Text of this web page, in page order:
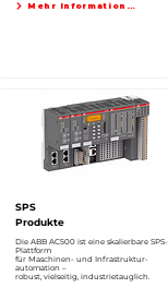
Mehr Informationen
SPS
Produkte
Die ABB AC500 ist eine skalierbare SPS-
Plattform
für Maschinen- und Infrastruktur­
automation –
robust, vielseitig, industrietauglich.